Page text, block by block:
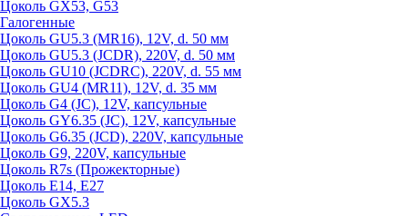
Цоколь GX53, G53
Галогенные
Цоколь GU5.3 (MR16), 12V, d. 50 мм
Цоколь GU5.3 (JCDR), 220V, d. 50 мм
Цоколь GU10 (JCDRC), 220V, d. 55 мм
Цоколь GU4 (MR11), 12V, d. 35 мм
Цоколь G4 (JC), 12V, капсульные
Цоколь GY6.35 (JC), 12V, капсульные
Цоколь G6.35 (JCD), 220V, капсульные
Цоколь G9, 220V, капсульные
Цоколь R7s (Прожекторные)
Цоколь E14, E27
Цоколь GX5.3